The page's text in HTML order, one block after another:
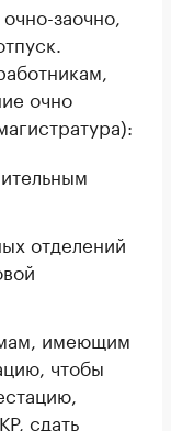
заочно,
очно
отделений
имеющим
чтобы
сдать